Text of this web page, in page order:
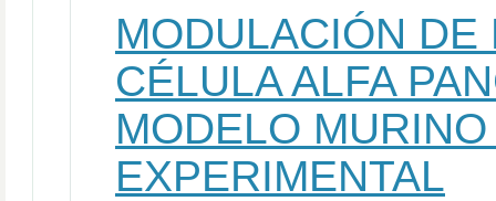
MODULACIÓN DE
CÉLULA ALFA
MODELO
EXPERIMENTAL